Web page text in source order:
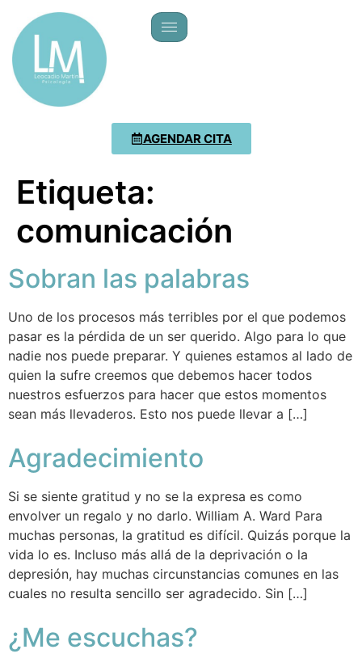
AGENDAR CITA
Etiqueta:
comunicación
Sobran las palabras
Uno de los procesos más terribles por el que podemos
pasar es la pérdida de un ser querido. Algo para lo que
nadie nos puede preparar. Y quienes estamos al lado de
quien la sufre creemos que debemos hacer todos
nuestros esfuerzos para hacer que estos momentos
sean más llevaderos. Esto nos puede llevar a […]
Agradecimiento
Si se siente gratitud y no se la expresa es como
envolver un regalo y no darlo. William A. Ward Para
muchas personas, la gratitud es difícil. Quizás porque la
vida lo es. Incluso más allá de la deprivación o la
depresión, hay muchas circunstancias comunes en las
cuales no resulta sencillo ser agradecido. Sin […]
¿Me escuchas?